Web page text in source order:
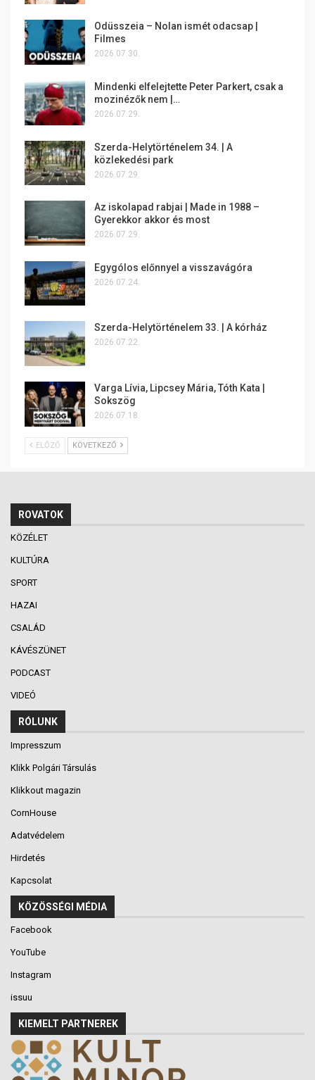
Odüsszeia – Nolan ismét odacsap |
Filmes
2026.07.30.
Mindenki elfelejtette Peter Parkert, csak a
mozinézők nem |…
2026.07.29.
Szerda-Helytörténelem 34. | A
közlekedési park
2026.07.29.
Az iskolapad rabjai | Made in 1988 –
Gyerekkor akkor és most
2026.07.29.
Egygólos előnnyel a visszavágóra
2026.07.24.
Szerda-Helytörténelem 33. | A kórház
2026.07.22.
Varga Lívia, Lipcsey Mária, Tóth Kata |
Sokszög
2026.07.18.
ELŐZŐ KÖVETKEZŐ
ROVATOK
KÖZÉLET
KULTÚRA
SPORT
HAZAI
CSALÁD
KÁVÉSZÜNET
PODCAST
VIDEÓ
RÓLUNK
Impresszum
Klikk Polgári Társulás
Klikkout magazin
CornHouse
Adatvédelem
Hirdetés
Kapcsolat
KÖZÖSSÉGI MÉDIA
Facebook
YouTube
Instagram
issuu
KIEMELT PARTNEREK